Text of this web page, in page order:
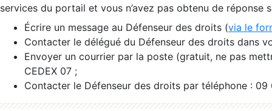
services du portail et vous n’avez pas obtenu de réponse
Écrire un message au Défenseur des droits (via le
Contacter le délégué du Défenseur des droits dans
Envoyer un courrier par la poste (gratuit, ne pas
CEDEX 07 ;
Contacter le Défenseur des droits par téléphone :